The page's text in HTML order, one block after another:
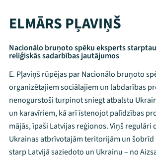
ELMĀRS PĻAVIŅŠ
Nacionālo bruņoto spēku eksperts
reliģiskās sadarbības jautājumos
E. Pļaviņš rūpējas par Nacionālo bruņoto
organizētajiem sociālajiem un labdarības
nenogurstoši turpinot sniegt atbalstu
un karavīriem, kā arī īstenojot palīdzības
mājās, īpaši Latvijas reģionos. Viņš regulāri
Ukrainas atbrīvotajām teritorijām un
starp Latvijā saziedoto un Ukrainu – no